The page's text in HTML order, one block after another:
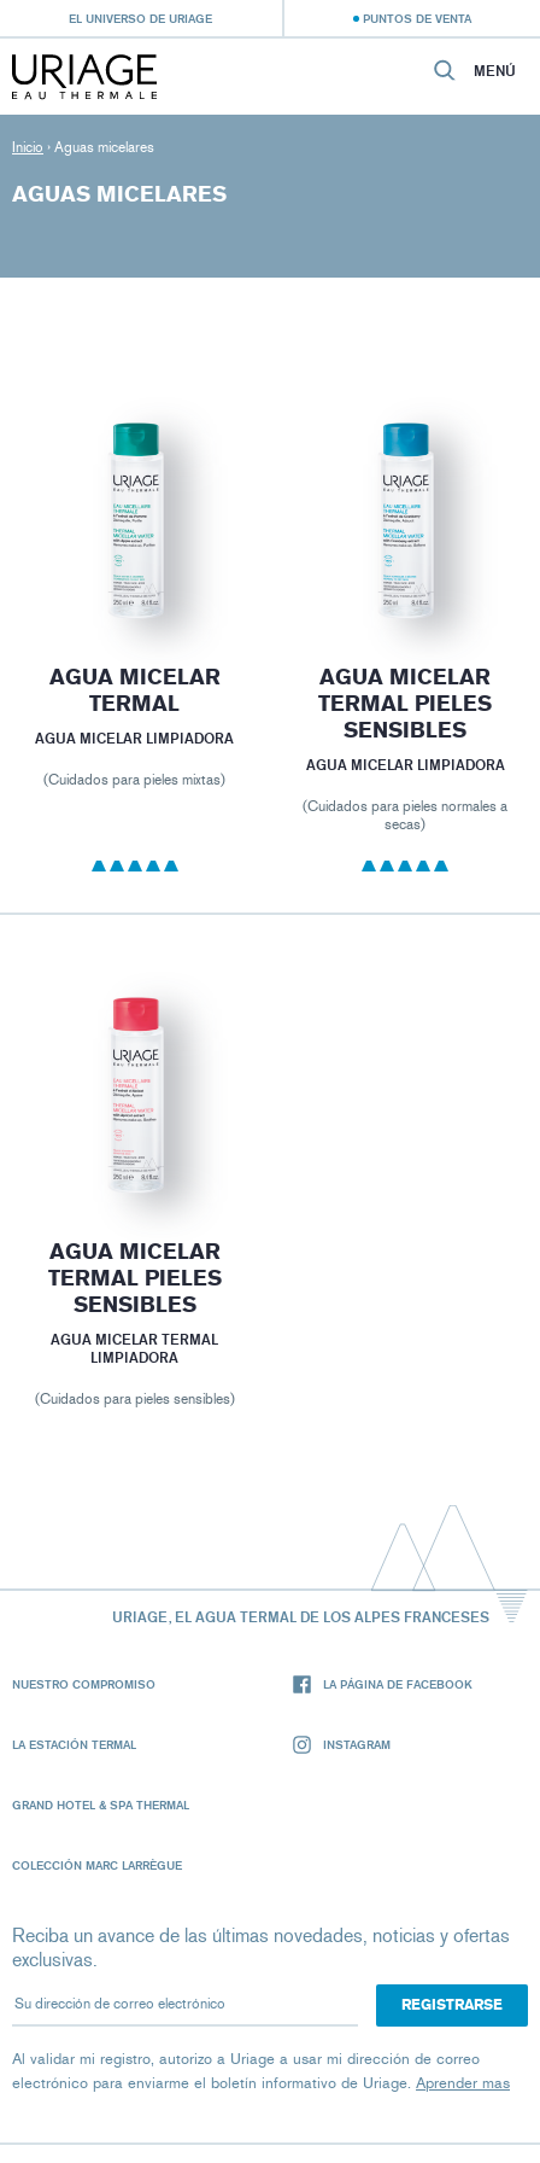
EL UNIVERSO DE URIAGE PUNTOS DE VENTA
MENÚ
Inicio › Aguas micelares
AGUAS MICELARES
AGUA MICELAR
TERMAL
AGUA MICELAR LIMPIADORA
(Cuidados para pieles mixtas)
AGUA MICELAR
TERMAL PIELES
SENSIBLES
AGUA MICELAR LIMPIADORA
(Cuidados para pieles normales a
secas)
AGUA MICELAR
TERMAL PIELES
SENSIBLES
AGUA MICELAR TERMAL
LIMPIADORA
(Cuidados para pieles sensibles)
URIAGE, EL AGUA TERMAL DE LOS ALPES FRANCESES
NUESTRO COMPROMISO
LA ESTACIÓN TERMAL
GRAND HOTEL & SPA THERMAL
COLECCIÓN MARC LARRÈGUE
LA PÁGINA DE FACEBOOK
INSTAGRAM
Reciba un avance de las últimas novedades, noticias y ofertas
exclusivas.
Su dirección de correo electrónico
Al validar mi registro, autorizo ​​a Uriage a usar mi dirección de correo
electrónico para enviarme el boletín informativo de Uriage. Aprender mas